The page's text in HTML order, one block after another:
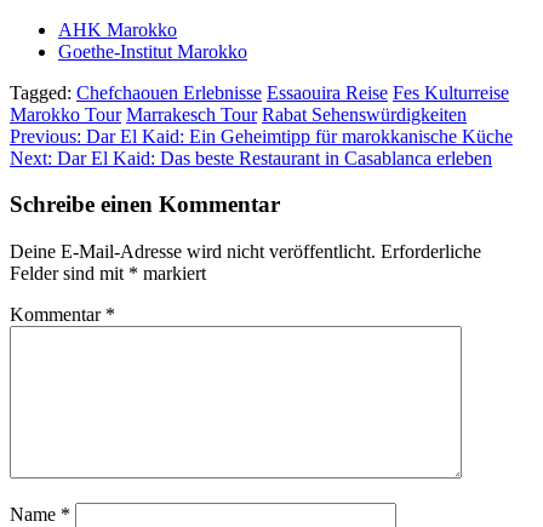
AHK Marokko
Goethe-Institut Marokko
Tagged: Chefchaouen Erlebnisse Essaouira Reise Fes Kulturreise
Marokko Tour Marrakesch Tour Rabat Sehenswürdigkeiten
Beitragsnavigation
Previous: Dar El Kaid: Ein Geheimtipp für marokkanische Küche
Next: Dar El Kaid: Das beste Restaurant in Casablanca erleben
Schreibe einen Kommentar
Deine E-Mail-Adresse wird nicht veröffentlicht. Erforderliche
Felder sind mit * markiert
Kommentar *
Name *